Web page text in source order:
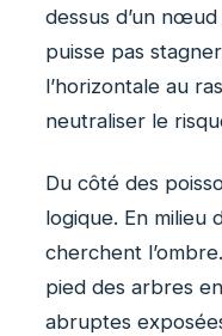
dessus d’un
puisse pas
l’horizontale au
neutraliser le
Du côté des
logique. En milieu
cherchent
pied des arbres
abruptes